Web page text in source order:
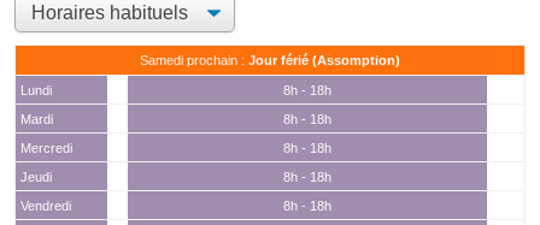
Samedi prochain : Jour férié (Assomption)
Lundi
8h - 18h
Mardi
8h - 18h
Mercredi
8h - 18h
Jeudi
8h - 18h
Vendredi
8h - 18h